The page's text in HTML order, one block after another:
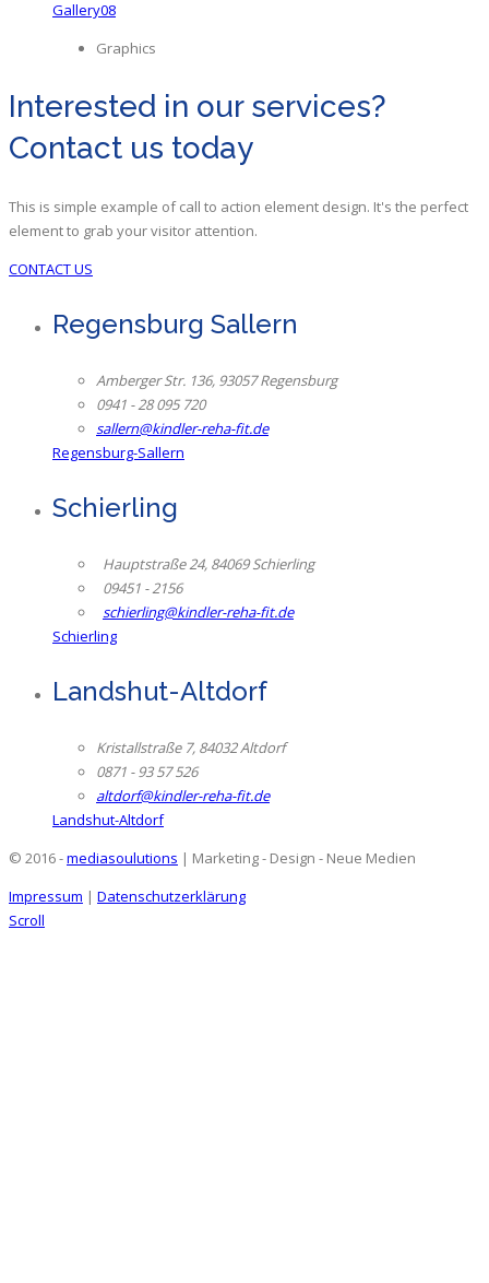
Gallery08
Graphics
Interested in our services?
Contact us today
This is simple example of call to action element design. It's the perfect
element to grab your visitor attention.
CONTACT US
Regensburg Sallern
Amberger Str. 136, 93057 Regensburg
0941 - 28 095 720
sallern@kindler-reha-fit.de
Regensburg-Sallern
Schierling
Hauptstraße 24, 84069 Schierling
09451 - 2156
schierling@kindler-reha-fit.de
Schierling
Landshut-Altdorf
Kristallstraße 7, 84032 Altdorf
0871 - 93 57 526
altdorf@kindler-reha-fit.de
Landshut-Altdorf
© 2016 -mediasoulutions | Marketing - Design - Neue Medien
Impressum | Datenschutzerklärung
Scroll